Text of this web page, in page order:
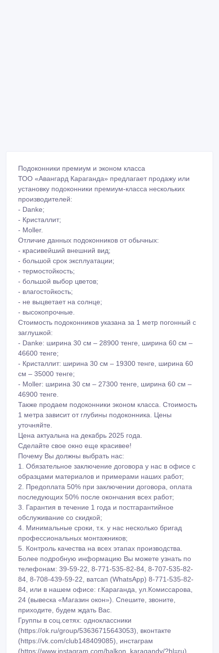
- термостойкость;
- большой выбор цветов;
- влагостойкость;
- не выцветает на солнце;
- высокопрочные.
Стоимость подоконников указана за 1 метр погонный с
заглушкой:
- Danke: ширина 30 см – 28900 тенге, ширина 60 см –
46600 тенге;
- Кристаллит: ширина 30 см – 19300 тенге, ширина 60
см – 35000 тенге;
- Moller: ширина 30 см – 27300 тенге, ширина 60 см –
46900 тенге.
1 метра зависит от глубины подоконника. Цены
уточняйте.
Цена актуальна на декабрь 2025 года.
Сделайте свое окно еще красивее!
Почему Вы должны выбрать нас:
1. Обязательное заключение договора у нас в офисе с
образцами материалов и примерами наших работ;
2. Предоплата 50% при заключении договора, оплата
последующих 50% после окончания всех работ;
3. Гарантия в течение 1 года и постгарантийное
обслуживание со скидкой;
4. Минимальные сроки, т.к. у нас несколько бригад
профессиональных монтажников;
5. Контроль качества на всех этапах производства.
Более подробную информацию Вы можете узнать по
телефонам: 39-59-22, 8-771-535-82-84, 8-707-535-82-
84, 8-708-439-59-22, ватсап (WhatsApp) 8-771-535-82-
84, или в нашем офисе: г.Караганда, ул.Комиссарова,
24 (вывеска «Магазин окон»). Спешите, звоните,
приходите, будем ждать Вас.
Группы в соц.сетях: одноклассники
(https://ok.ru/group/53636715643053), вконтакте
(https://vk.com/club148409085), инстаграм
(https://www.instagram.com/balkon_karagandy/?hl=ru).